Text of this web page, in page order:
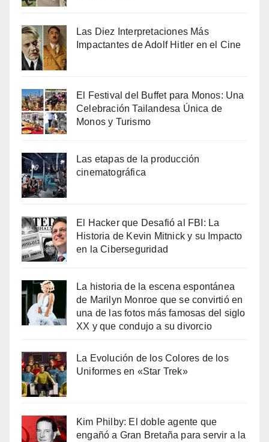
Las Diez Interpretaciones Más
Impactantes de Adolf Hitler en el Cine
El Festival del Buffet para Monos: Una
Celebración Tailandesa Única de
Monos y Turismo
Las etapas de la producción
cinematográfica
El Hacker que Desafió al FBI: La
Historia de Kevin Mitnick y su Impacto
en la Ciberseguridad
La historia de la escena espontánea
de Marilyn Monroe que se convirtió en
una de las fotos más famosas del siglo
XX y que condujo a su divorcio
La Evolución de los Colores de los
Uniformes en «Star Trek»
Kim Philby: El doble agente que
engañó a Gran Bretaña para servir a la